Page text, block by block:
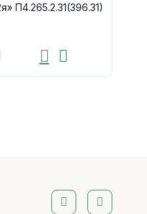
П4.265.2.31(396.31)